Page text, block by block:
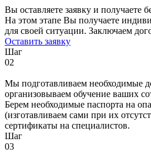
Вы оставляете заявку и получаете
На этом этапе Вы получаете
для своей ситуации. Заключаем
Оставить заявку
Шаг
02
Мы подготавливаем необходимые
организовываем обучение ваших
Берем необходимые паспорта на
(изготавливаем сами при их
сертификаты на специалистов.
Шаг
03